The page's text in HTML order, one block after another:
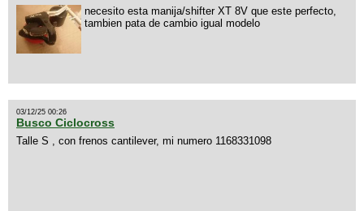
necesito esta manija/shifter XT 8V que este perfecto,
tambien pata de cambio igual modelo
03/12/25 00:26
Busco Ciclocross
Talle S , con frenos cantilever, mi numero 1168331098